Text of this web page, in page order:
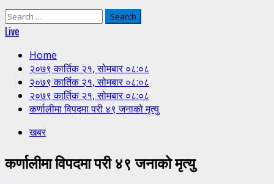
Search
for:
Live
Home
२०७९ कार्तिक २१, सोमबार ०८:०८
२०७९ कार्तिक २१, सोमबार ०८:०८
२०७९ कार्तिक २१, सोमबार ०८:०८
कर्णालीमा विपदमा परी ४९ जनाको मृत्यु
खबर
कर्णालीमा विपदमा परी ४९ जनाको मृत्यु